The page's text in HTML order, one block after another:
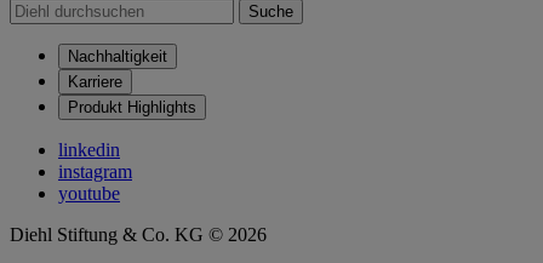
Suche
Nachhaltigkeit
Karriere
Produkt Highlights
linkedin
instagram
youtube
Diehl Stiftung & Co. KG © 2026